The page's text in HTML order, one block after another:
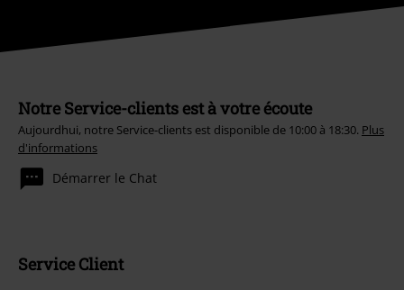
Notre Service-clients est à votre écoute
Aujourdhui, notre Service-clients est disponible de 10:00 à 18:30. Plus
d'informations
Démarrer le Chat
Service Client